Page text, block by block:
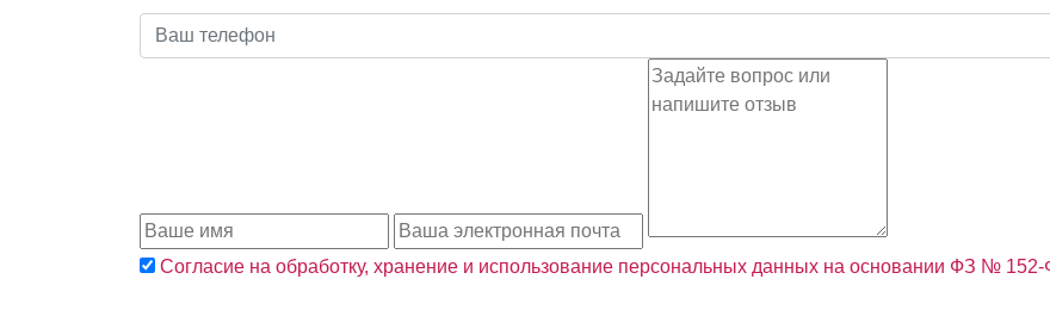
Согласие на обработку, хранение и использование персональных данных на основании ФЗ №